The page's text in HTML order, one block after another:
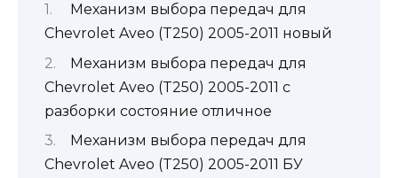
Механизм выбора передач для
Chevrolet Aveo (T250) 2005-2011 новый
Механизм выбора передач для
Chevrolet Aveo (T250) 2005-2011 с
разборки состояние отличное
Механизм выбора передач для
Chevrolet Aveo (T250) 2005-2011 БУ